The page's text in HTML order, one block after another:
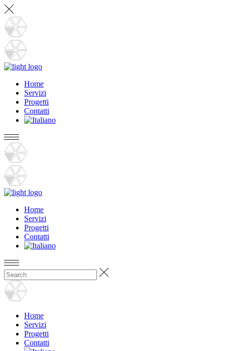
Home
Servizi
Progetti
Contatti
Home
Servizi
Progetti
Contatti
Home
Servizi
Progetti
Contatti